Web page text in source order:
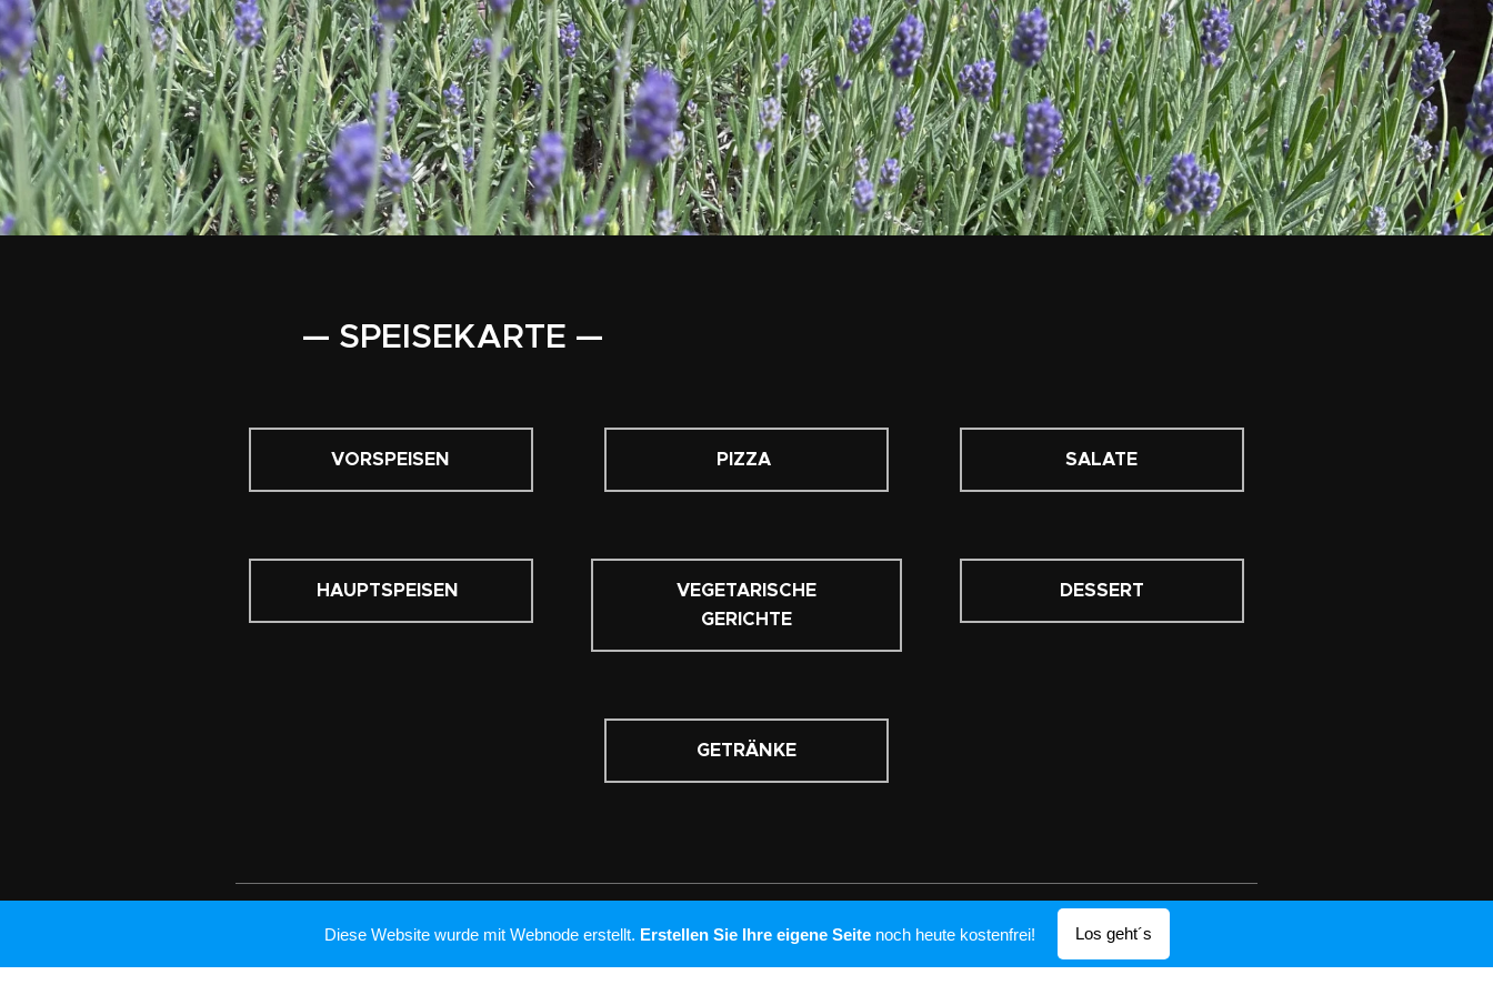
— SPEISEKARTE —
VORSPEISEN
HAUPTSPEISEN
PIZZA
VEGETARISCHE
GERICHTE
GETRÄNKE
SALATE
DESSERT
Diese Website wurde mit Webnode erstellt. Erstellen Sie Ihre eigene Seitenoch heute kostenfrei! Los geht´s